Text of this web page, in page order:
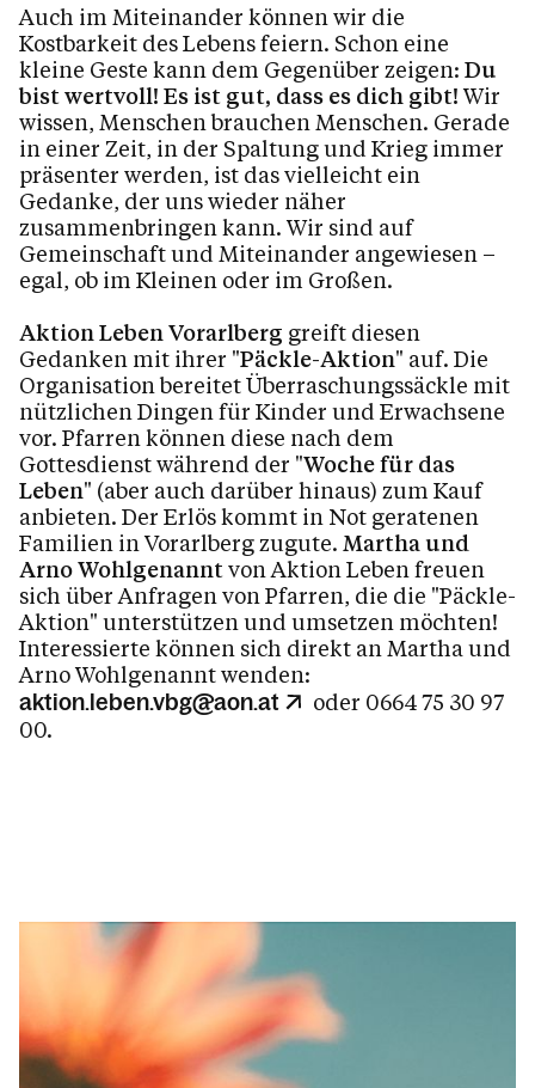
Auch im Miteinander können wir die
Kostbarkeit des Lebens feiern. Schon eine
kleine Geste kann dem Gegenüber zeigen: Du
bist wertvoll! Es ist gut, dass es dich gibt!Wir
wissen, Menschen brauchen Menschen. Gerade
in einer Zeit, in der Spaltung und Krieg immer
präsenter werden, ist das vielleicht ein
Gedanke, der uns wieder näher
zusammenbringen kann. Wir sind auf
Gemeinschaft und Miteinander angewiesen –
egal, ob im Kleinen oder im Großen.
Aktion Leben Vorarlberg greift diesen
Gedanken mit ihrer "Päckle-Aktion" auf. Die
Organisation bereitet Überraschungssäckle mit
nützlichen Dingen für Kinder und Erwachsene
vor. Pfarren können diese nach dem
Gottesdienst während der "Woche für das
Leben" (aber auch darüber hinaus) zum Kauf
anbieten. Der Erlös kommt in Not geratenen
Familien in Vorarlberg zugute. Martha und
Arno Wohlgenanntvon Aktion Leben freuen
sich über Anfragen von Pfarren, die die "Päckle-
Aktion" unterstützen und umsetzen möchten!
Interessierte können sich direkt an Martha und
Arno Wohlgenannt wenden:
aktion.leben.vbg@aon.at
oder 0664 75 30 97
00.